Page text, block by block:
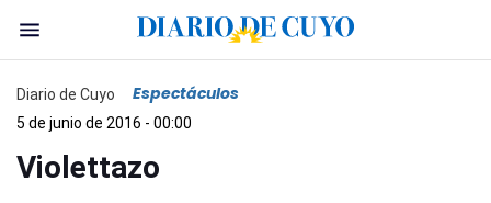
Diario de Cuyo Espectáculos
5 de junio de 2016 - 00:00
Violettazo